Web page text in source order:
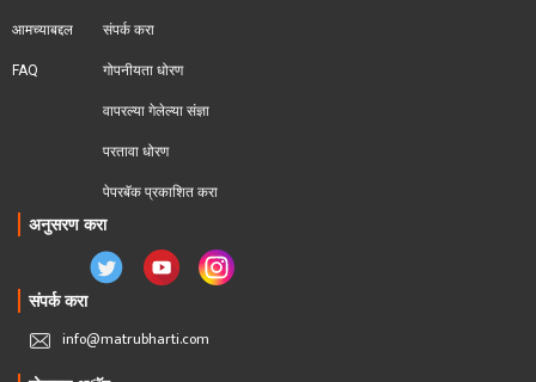
आमच्याबद्दल
FAQ
संपर्क करा
गोपनीयता धोरण
वापरल्या गेलेल्या संज्ञा
परतावा धोरण
पेपरबॅक प्रकाशित करा
अनुसरण करा
संपर्क करा
info@matrubharti.com